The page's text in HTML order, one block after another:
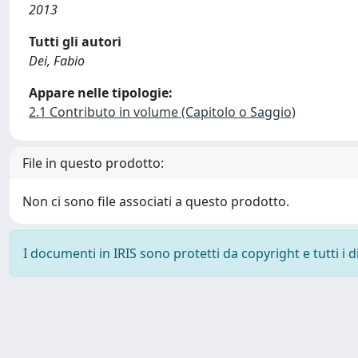
2013
Tutti gli autori
Dei, Fabio
Appare nelle tipologie:
2.1 Contributo in volume (Capitolo o Saggio)
File in questo prodotto:
Non ci sono file associati a questo prodotto.
I documenti in IRIS sono protetti da copyright e tutti i